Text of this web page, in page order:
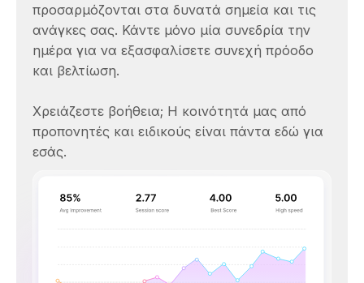
προσαρμόζονται στα δυνατά σημεία και τις
ανάγκες σας. Κάντε μόνο μία συνεδρία την
ημέρα για να εξασφαλίσετε συνεχή πρόοδο
και βελτίωση.
Χρειάζεστε βοήθεια; Η κοινότητά μας από
προπονητές και ειδικούς είναι πάντα εδώ για
εσάς.